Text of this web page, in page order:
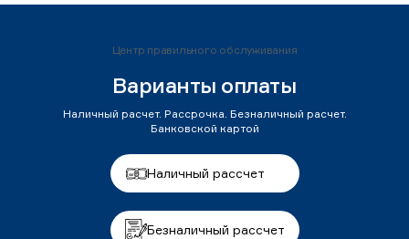
Центр правильного обслуживания
Варианты оплаты
Наличный расчет. Рассрочка. Безналичный расчет.
Банковской картой
Наличный рассчет
Безналичный рассчет